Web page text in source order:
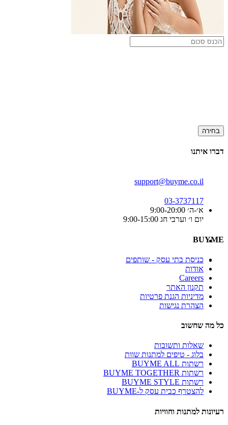
בחירה
דברו איתנו
support@buyme.co.il
03-3737117
א׳-ה׳ 9:00-20:00
יום ו׳ וערבי חג 9:00-15:00
BUYME
כניסת בתי עסק - שותפים
אודות
Careers
תקנון האתר
מדיניות הגנת פרטיות
הצהרת נגישות
כל מה שחשוב
שאלות ותשובות
בלוג - טיפים למתנות שוות
רשתות BUYME ALL
רשתות BUYME TOGETHER
רשתות BUYME STYLE
להצטרף כבית עסק ל-BUYME
רעיונות למתנות וחוויות